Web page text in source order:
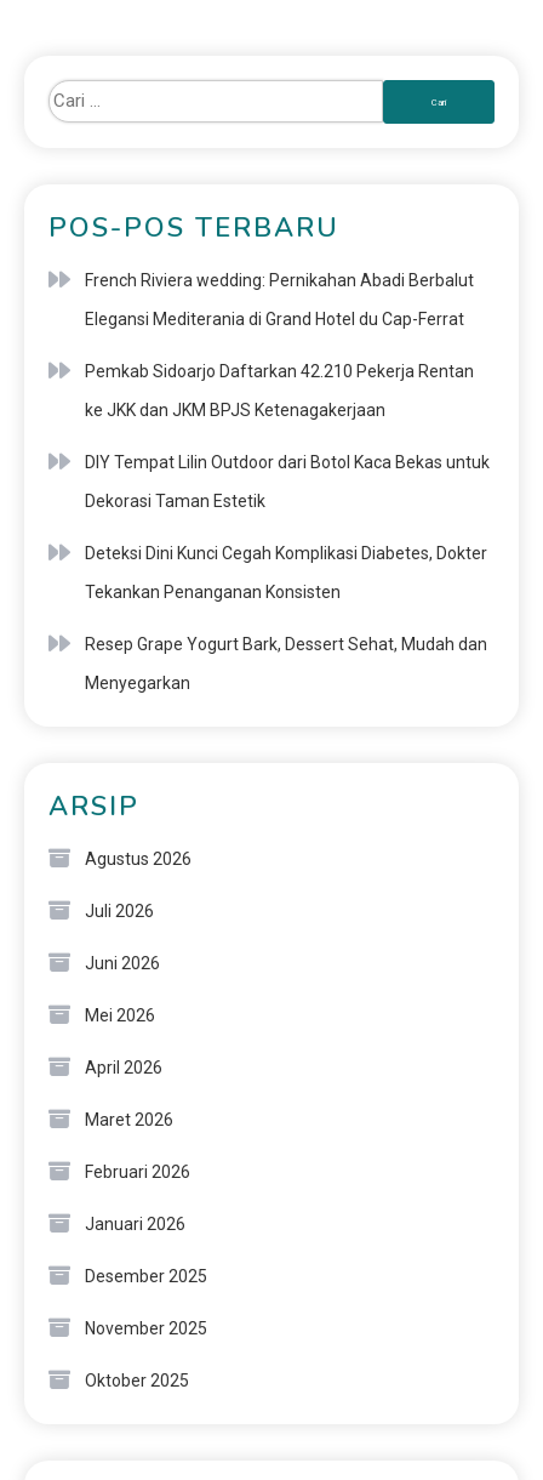
POS-POS TERBARU
French Riviera wedding: Pernikahan Abadi Berbalut
Elegansi Mediterania di Grand Hotel du Cap-Ferrat
Pemkab Sidoarjo Daftarkan 42.210 Pekerja Rentan
ke JKK dan JKM BPJS Ketenagakerjaan
DIY Tempat Lilin Outdoor dari Botol Kaca Bekas untuk
Dekorasi Taman Estetik
Deteksi Dini Kunci Cegah Komplikasi Diabetes, Dokter
Tekankan Penanganan Konsisten
Resep Grape Yogurt Bark, Dessert Sehat, Mudah dan
Menyegarkan
ARSIP
Agustus 2026
Juli 2026
Juni 2026
Mei 2026
April 2026
Maret 2026
Februari 2026
Januari 2026
Desember 2025
November 2025
Oktober 2025